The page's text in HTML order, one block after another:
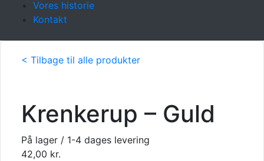
Vores historie
Kontakt
< Tilbage til alle produkter
Krenkerup – Guld
På lager / 1-4 dages levering
42,00 kr.